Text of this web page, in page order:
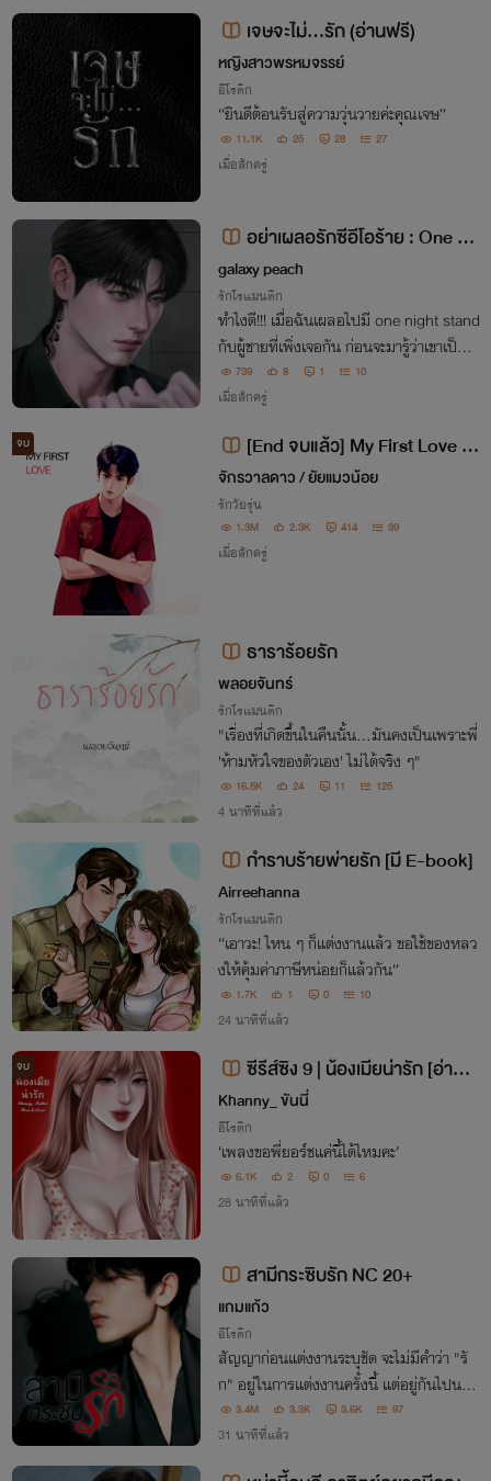
เจษจะไม่...รัก (อ่านฟรี)
หญิงสาวพรหมจรรย์
อีโรติก
“ยินดีต้อนรับสู่ความวุ่นวายค่ะคุณเจษ”
11.1K 25 28 27
เมื่อสักครู่
อย่าเผลอรักซีอีโอร้าย : One Ni
ght
galaxy peach
รักโรแมนติก
ทำไงดี!!! เมื่อฉันเผลอไปมี one night stand
กับผู้ชายที่เพิ่งเจอกัน ก่อนจะมารู้ว่าเขาเป็นป
ระธานบริษัทที่ตัวเองกำลังจะไปฝึกงาน!!
739 8 1 10
เมื่อสักครู่
จบ
[End จบแล้ว] My First Love ฉั
นรักนายพี่ว้าก 18+ [ไปรท์ x ใบพลู]
จักรวาลดาว / ยัยแมวน้อย
รักวัยรุ่น
1.3M 2.3K 414 39
เมื่อสักครู่
ธาราร้อยรัก
พลอยจันทร์
รักโรแมนติก
"เรื่องที่เกิดขึ้นในคืนนั้น...มันคงเป็นเพราะพี่
'ห้ามหัวใจของตัวเอง' ไม่ได้จริง ๆ"
16.5K 24 11 125
4 นาทีที่แล้ว
กำราบร้ายพ่ายรัก [มี E-book]
Airreehanna
รักโรแมนติก
“เอาวะ! ไหน ๆ ก็แต่งงานแล้ว ขอใช้ของหลว
งให้คุ้มค่าภาษีหน่อยก็แล้วกัน”
1.7K 1 0 10
24 นาทีที่แล้ว
จบ
ซีรีส์ซิง 9 | น้องเมียน่ารัก [อ่านฟ
รีมีอีบุ๊ก]
Khanny_ ขันนี่
อีโรติก
‘เพลงขอพี่ยอร์ชแค่นี้ได้ไหมคะ’
6.1K 2 0 6
28 นาทีที่แล้ว
สามีกระซิบรัก NC 20+
แกมแก้ว
อีโรติก
สัญญาก่อนแต่งงานระบุชัด จะไม่มีคำว่า "รั
ก" อยู่ในการแต่งงานครั้งนี้ แต่อยู่กันไปนาน
เข้าอิสามีเกิดหลงรักภรรยาตัวเองเข้า แล้วจะ
ทำอย่างไร ภรรยาที่ไม่เคยคิดรักเขาจึงจะรักต
อบ วรรธนัยต้องวางกลยุทธให้ดี
3.4M 3.3K 3.6K 97
31 นาทีที่แล้ว